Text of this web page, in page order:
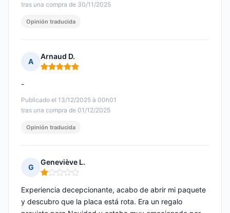
tras una compra de 30/11/2025
Opinión traducida
A
Arnaud D.
Nota: 5 de 5
Publicado el 13/12/2025 à 00h01
tras una compra de 01/12/2025
-
Opinión traducida
G
Geneviève L.
Nota: 1 de 5
Experiencia decepcionante, acabo de abrir mi paquete
y descubro que la placa está rota. Era un regalo